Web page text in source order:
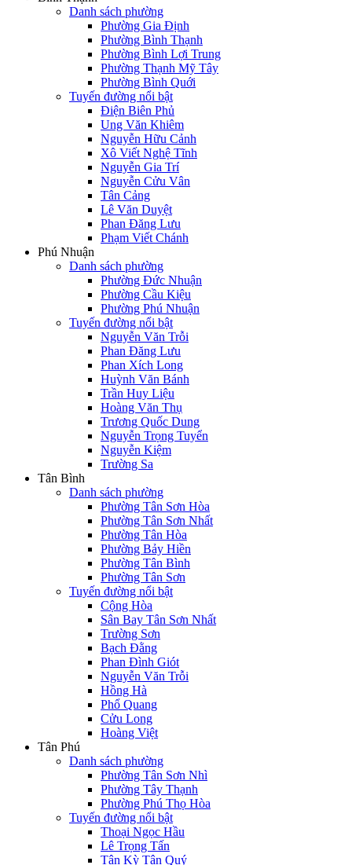
Danh sách phường
Phường Gia Định
Phường Bình Thạnh
Phường Bình Lợi Trung
Phường Thạnh Mỹ Tây
Phường Bình Quới
Tuyến đường nổi bật
Điện Biên Phủ
Ung Văn Khiêm
Nguyễn Hữu Cảnh
Xô Viết Nghệ Tĩnh
Nguyễn Gia Trí
Nguyễn Cửu Vân
Tân Cảng
Lê Văn Duyệt
Phan Đăng Lưu
Phạm Viết Chánh
Phú Nhuận
Danh sách phường
Phường Đức Nhuận
Phường Cầu Kiệu
Phường Phú Nhuận
Tuyến đường nổi bật
Nguyễn Văn Trỗi
Phan Đăng Lưu
Phan Xích Long
Huỳnh Văn Bánh
Trần Huy Liệu
Hoàng Văn Thụ
Trương Quốc Dung
Nguyễn Trọng Tuyển
Nguyễn Kiệm
Trường Sa
Tân Bình
Danh sách phường
Phường Tân Sơn Hòa
Phường Tân Sơn Nhất
Phường Tân Hòa
Phường Bảy Hiền
Phường Tân Bình
Phường Tân Sơn
Tuyến đường nổi bật
Cộng Hòa
Sân Bay Tân Sơn Nhất
Trường Sơn
Bạch Đằng
Phan Đình Giót
Nguyễn Văn Trỗi
Hồng Hà
Phổ Quang
Cửu Long
Hoàng Việt
Tân Phú
Danh sách phường
Phường Tân Sơn Nhì
Phường Tây Thạnh
Phường Phú Thọ Hòa
Tuyến đường nổi bật
Thoại Ngọc Hầu
Lê Trọng Tấn
Tân Kỳ Tân Quý